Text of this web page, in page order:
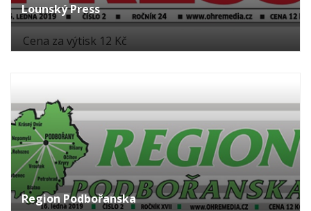
Lounský Press
Cena za výtisk 12 Kč
Region Podbořanska